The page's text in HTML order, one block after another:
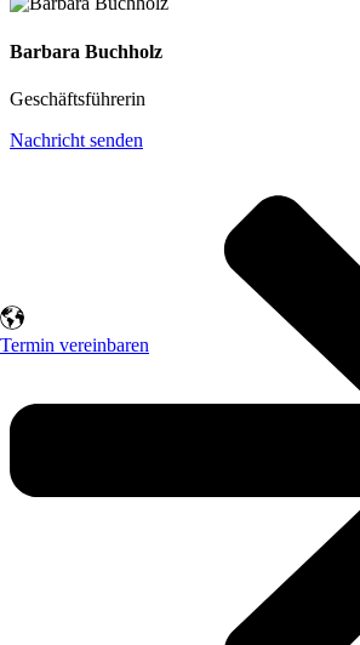
Termin vereinbaren
Barbara Buchholz
Geschäftsführerin
Nachricht senden